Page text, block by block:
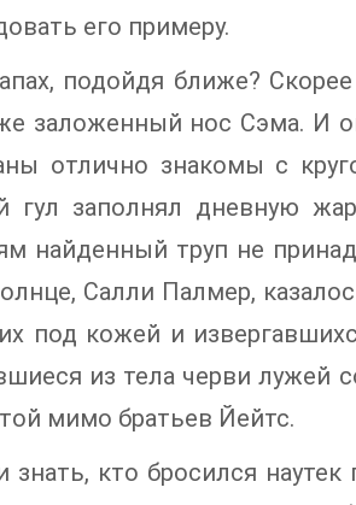
его примеру.
подойдя ближе?
заложенный нос Сэма. И
отлично знакомы с
гул заполнял дневную
найденный труп не
Салли Палмер,
под кожей и
из тела черви лужей
мимо братьев Йейтс.
знать, кто бросился